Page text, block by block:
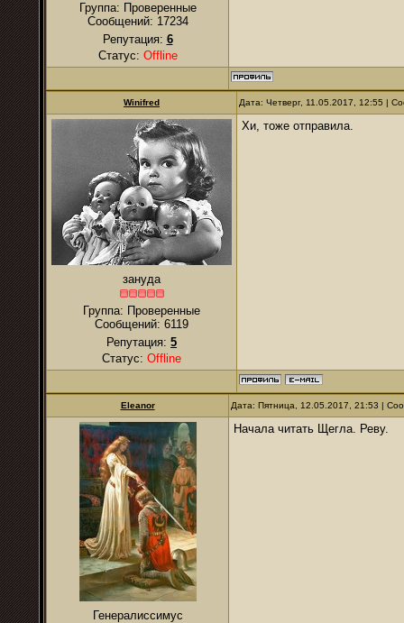
Группа: Проверенные
Сообщений: 17234
Репутация: 6
Статус: Offline
Winifred Дата: Четверг, 11.05.2017, 12:55 |
зануда
Группа: Проверенные
Сообщений: 6119
Репутация: 5
Статус: Offline
Хи, тоже отправила.
Eleanor Дата: Пятница, 12.05.2017, 21:53 |
Генералиссимус
Начала читать Щегла. Реву.